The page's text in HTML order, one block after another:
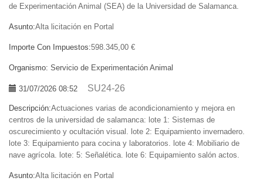
de Experimentación Animal (SEA) de la Universidad de Salamanca.
Asunto:Alta licitación en Portal
Importe Con Impuestos:598.345,00 €
Organismo: Servicio de Experimentación Animal
31/07/2026 08:52 SU24-26
Descripción:Actuaciones varias de acondicionamiento y mejora en
centros de la universidad de salamanca: lote 1: Sistemas de
oscurecimiento y ocultación visual. lote 2: Equipamiento invernadero.
lote 3: Equipamiento para cocina y laboratorios. lote 4: Mobiliario de
nave agrícola. lote: 5: Señalética. lote 6: Equipamiento salón actos.
Asunto:Alta licitación en Portal